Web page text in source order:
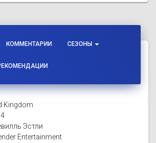
КОММЕНТАРИИ СЕЗОНЫ
Kingdom
Эстли
Entertainment